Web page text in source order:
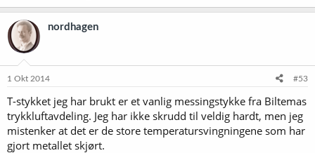
nordhagen
1 Okt 2014 #53
T-stykket jeg har brukt er et vanlig messingstykke fra Biltemas
trykkluftavdeling. Jeg har ikke skrudd til veldig hardt, men jeg
mistenker at det er de store temperatursvingningene som har
gjort metallet skjørt.